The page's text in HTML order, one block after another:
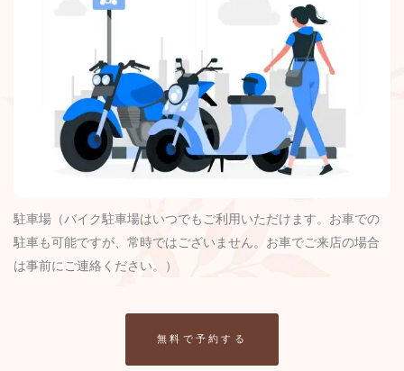
駐車場（バイク駐車場はいつでもご利用いただけます。お車での
駐車も可能ですが、常時ではございません。お車でご来店の場合
は事前にご連絡ください。）
無料で予約する